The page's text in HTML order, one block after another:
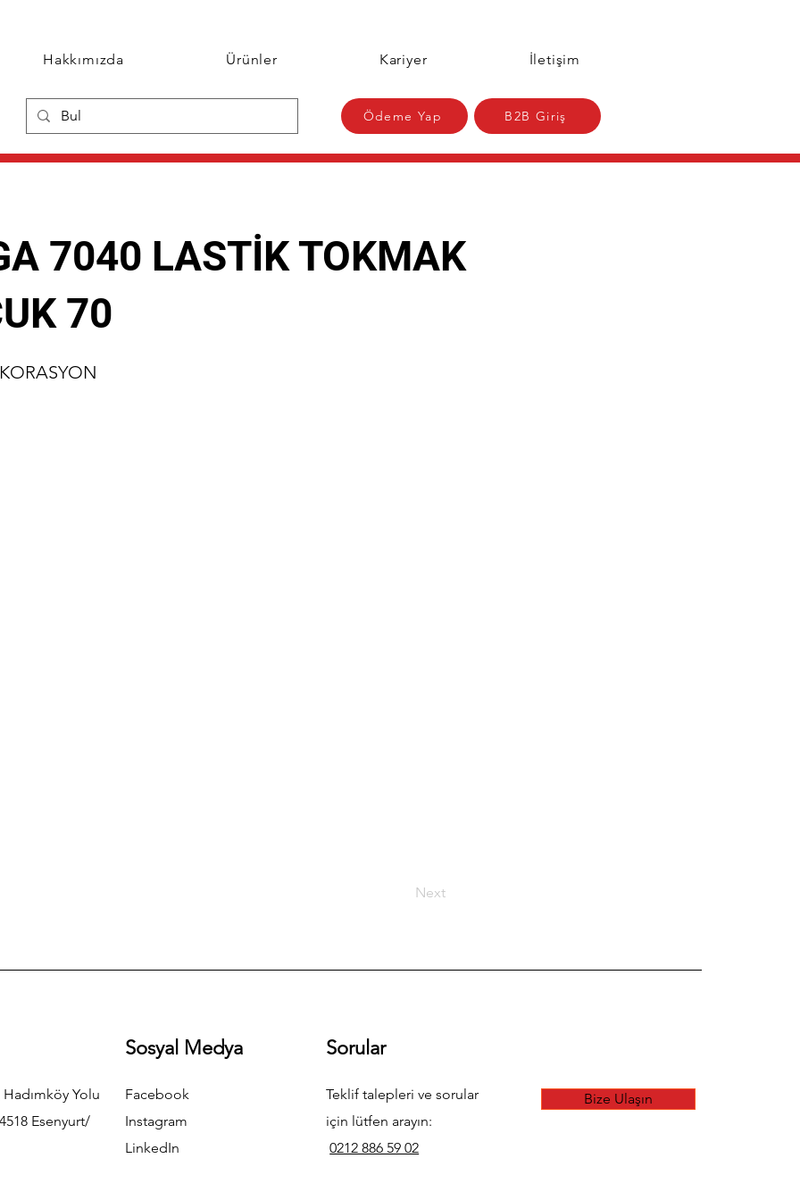
Hakkımızda Ürünler Kariyer İletişim
Ödeme Yap B2B Giriş
7040 LASTİK TOKMAK
70
Next
Yolu
Esenyurt/
Sosyal Medya
Facebook
Instagram
LinkedIn
Sorular
Teklif talepleri ve sorular
için lütfen arayın:
0212 886 59 02
Bize Ulaşın